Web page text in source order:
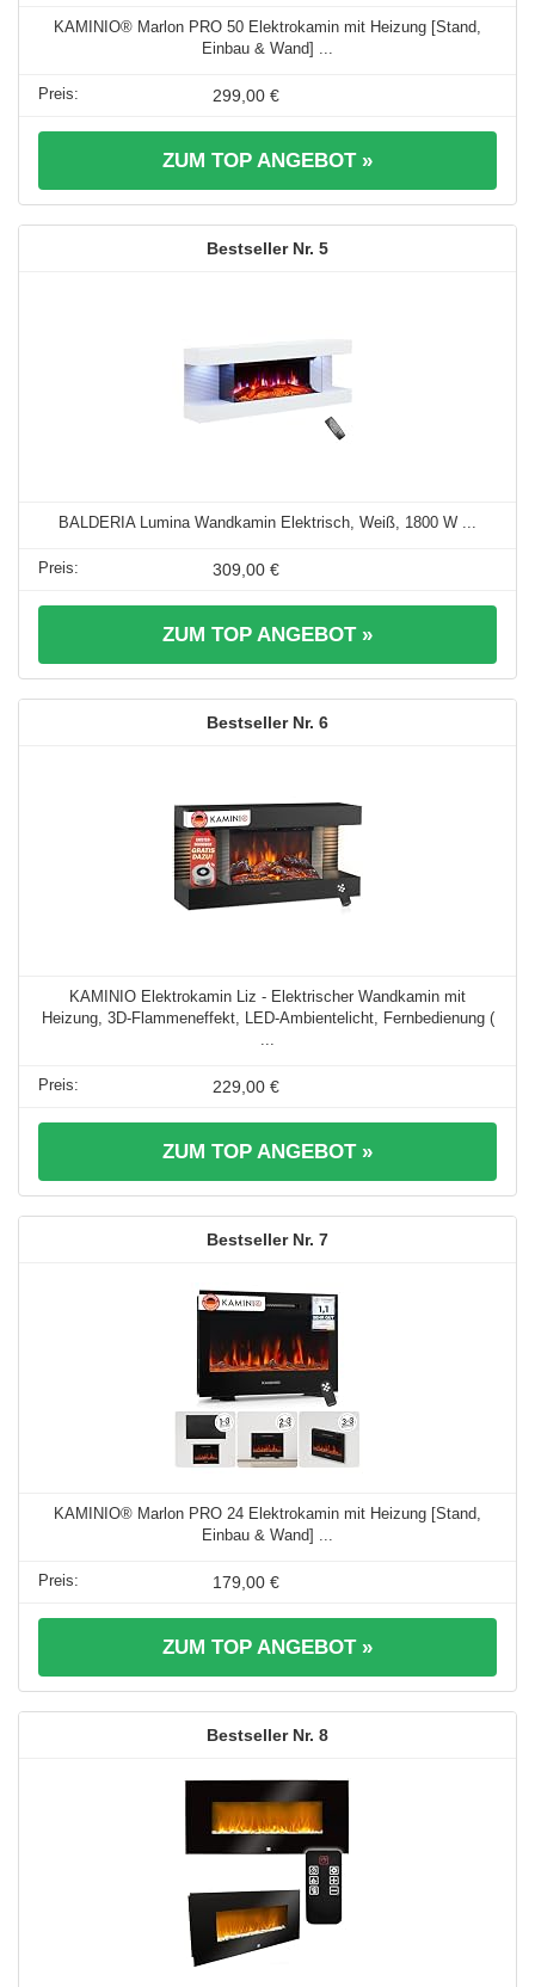
KAMINIO® Marlon PRO 50 Elektrokamin mit Heizung [Stand,
Einbau & Wand] ...
299,00 €
ZUM TOP ANGEBOT »
5
BALDERIA Lumina Wandkamin Elektrisch, Weiß, 1800 W ...
309,00 €
ZUM TOP ANGEBOT »
6
KAMINIO Elektrokamin Liz - Elektrischer Wandkamin mit
Heizung, 3D-Flammeneffekt, LED-Ambientelicht, Fernbedienung (
...
229,00 €
ZUM TOP ANGEBOT »
7
KAMINIO® Marlon PRO 24 Elektrokamin mit Heizung [Stand,
Einbau & Wand] ...
179,00 €
ZUM TOP ANGEBOT »
8